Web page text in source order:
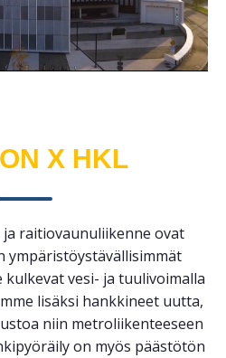
X HKL
ja raitiovaunuliikenne ovat
ympäristöystävällisimmät
vesi- ja tuulivoimalla
lisäksi hankkineet uutta,
niin metroliikenteeseen
on myös päästötön